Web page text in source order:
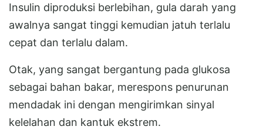
Insulin diproduksi berlebihan, gula darah yang
awalnya sangat tinggi kemudian jatuh terlalu
cepat dan terlalu dalam.
Otak, yang sangat bergantung pada glukosa
sebagai bahan bakar, merespons penurunan
mendadak ini dengan mengirimkan sinyal
kelelahan dan kantuk ekstrem.